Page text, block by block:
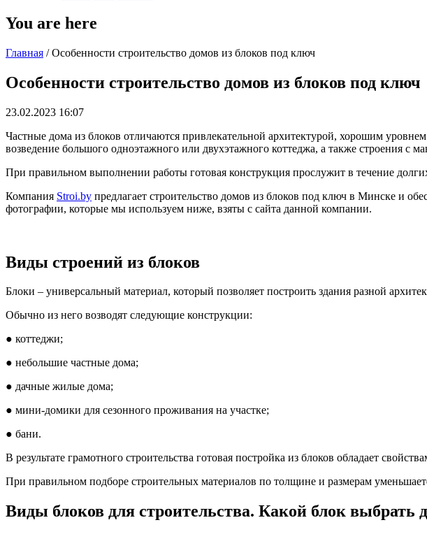
You are here
Главная / Особенности строительство домов из блоков под ключ
Особенности строительство домов из блоков под ключ
23.02.2023 16:07
Частные дома из блоков отличаются привлекательной архитектурой, хорошим
возведение большого одноэтажного или двухэтажного коттеджа, а также строения с
При правильном выполнении работы готовая конструкция прослужит в течение
Компания Stroi.by предлагает строительство домов из блоков под ключ в Минске и
фотографии, которые мы используем ниже, взяты с сайта данной компании.
Виды строений из блоков
Блоки – универсальный материал, который позволяет построить здания разной
Обычно из него возводят следующие конструкции:
● коттеджи;
● небольшие частные дома;
● дачные жилые дома;
● мини-домики для сезонного проживания на участке;
● бани.
В результате грамотного строительства готовая постройка из блоков обладает
При правильном подборе строительных материалов по толщине и размерам
Виды блоков для строительства. Какой блок выбрать